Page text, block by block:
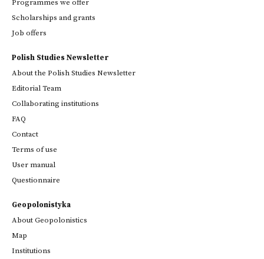
Programmes we offer
Scholarships and grants
Job offers
Polish Studies Newsletter
About the Polish Studies Newsletter
Editorial Team
Collaborating institutions
FAQ
Contact
Terms of use
User manual
Questionnaire
Geopolonistyka
About Geopolonistics
Map
Institutions